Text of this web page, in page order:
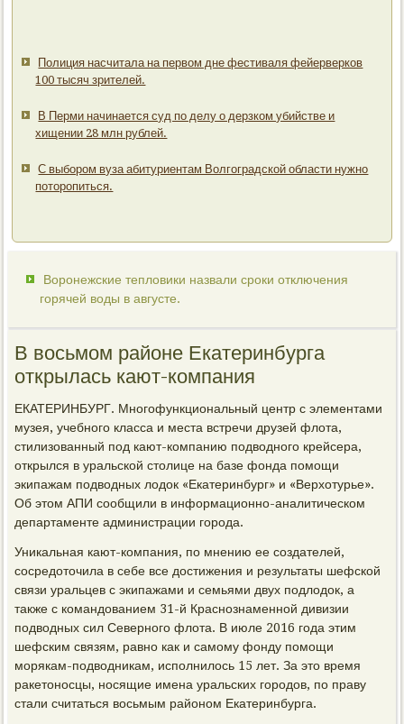
Полиция насчитала на первом дне фестиваля фейерверков
100 тысяч зрителей.
В Перми начинается суд по делу о дерзком убийстве и
хищении 28 млн рублей.
С выбором вуза абитуриентам Волгоградской области нужно
поторопиться.
Воронежские тепловики назвали сроки отключения
горячей воды в августе.
В восьмом районе Екатеринбурга
открылась кают-компания
ЕКАТЕРИНБУРГ. Многофункциональный центр с элементами
музея, учебного класса и места встречи друзей флота,
стилизованный под кают-компанию подводного крейсера,
открылся в уральской столице на базе фонда помощи
экипажам подводных лодок «Екатеринбург» и «Верхотурье».
Об этом АПИ сообщили в информационно-аналитическом
департаменте администрации города.
Уникальная кают-компания, по мнению ее создателей,
сосредоточила в себе все достижения и результаты шефской
связи уральцев с экипажами и семьями двух подлодок, а
также с командованием 31-й Краснознаменной дивизии
подводных сил Северного флота. В июле 2016 года этим
шефским связям, равно как и самому фонду помощи
морякам-подводникам, исполнилось 15 лет. За это время
ракетоносцы, носящие имена уральских городов, по праву
стали считаться восьмым районом Екатеринбурга.